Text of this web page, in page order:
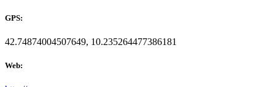
GPS:
42.74874004507649, 10.235264477386181
Web: